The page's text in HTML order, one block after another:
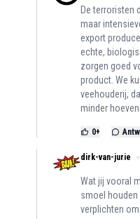
De terroristen
maar
export
echte,
zorgen goed
product. We
veehouderij,
minder
0+
dirk-van-jurie
Wat jij vooral
smoel
verplichten